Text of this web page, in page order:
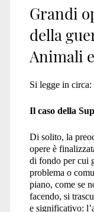
Grandi
della
Animali
Si legge in circa:
Il caso della
Di solito, la
opere è
di fondo per cui
problema o
piano, come se
facendo, si
e significativo: